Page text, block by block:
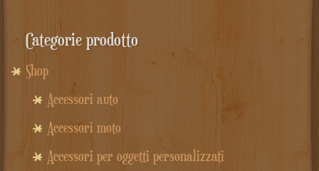
Categorie prodotto
Shop
Accessori auto
Accessori moto
Accessori per oggetti personalizzati